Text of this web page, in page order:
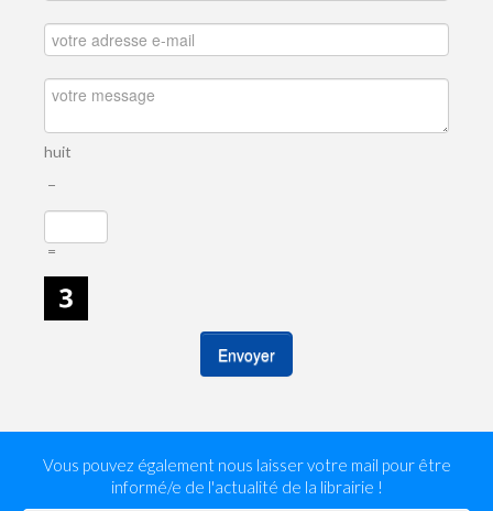
huit
−
=
Envoyer
Vous pouvez également nous laisser votre mail pour être
informé/e de l'actualité de la librairie !